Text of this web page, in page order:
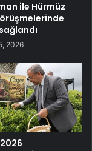
ile Hürmüz
2026
2026